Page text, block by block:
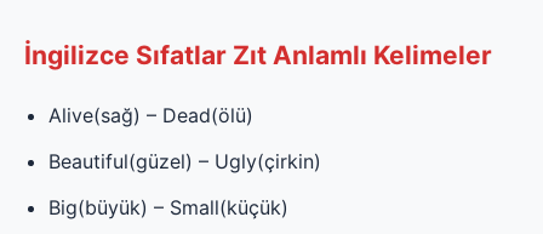
İngilizce Sıfatlar Zıt Anlamlı Kelimeler
Alive(sağ) – Dead(ölü)
Beautiful(güzel) – Ugly(çirkin)
Big(büyük) – Small(küçük)